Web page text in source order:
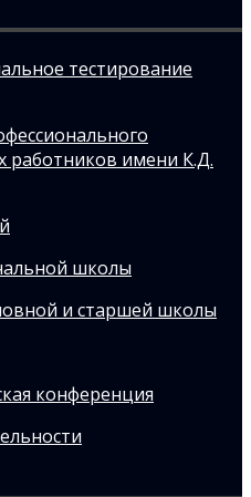
тестирование
работников имени К.Д.
школы
и старшей школы
конференция